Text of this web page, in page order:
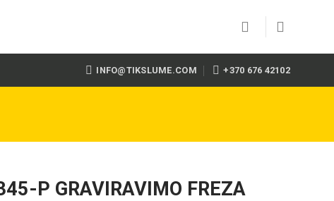
INFO@TIKSLUME.COM +370 676 42102
P GRAVIRAVIMO FREZA